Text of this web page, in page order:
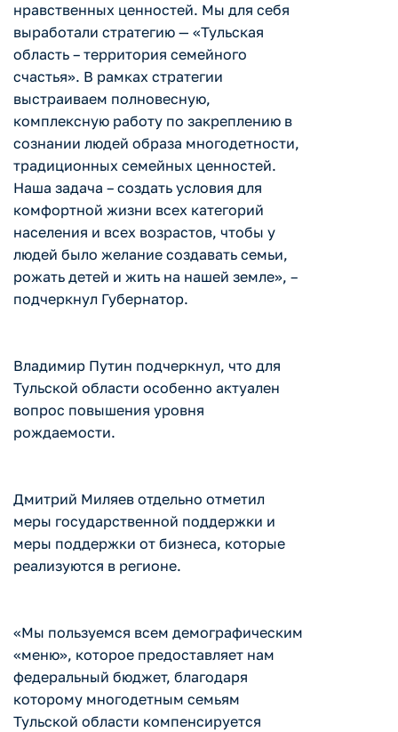
нравственных ценностей. Мы для себя
выработали стратегию — «Тульская
область – территория семейного
счастья». В рамках стратегии
выстраиваем полновесную,
комплексную работу по закреплению в
сознании людей образа многодетности,
традиционных семейных ценностей.
Наша задача – создать условия для
комфортной жизни всех категорий
населения и всех возрастов, чтобы у
людей было желание создавать семьи,
рожать детей и жить на нашей земле», –
подчеркнул Губернатор.
Владимир Путин подчеркнул, что для
Тульской области особенно актуален
вопрос повышения уровня
рождаемости.
Дмитрий Миляев отдельно отметил
меры государственной поддержки и
меры поддержки от бизнеса, которые
реализуются в регионе.
«Мы пользуемся всем демографическим
«меню», которое предоставляет нам
федеральный бюджет, благодаря
которому многодетным семьям
Тульской области компенсируется